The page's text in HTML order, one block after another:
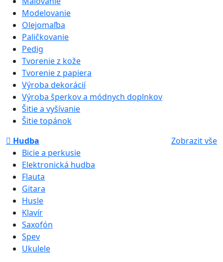
Modelovanie
Olejomaľba
Paličkovanie
Pedig
Tvorenie z kože
Tvorenie z papiera
Výroba dekorácií
Výroba šperkov a módnych doplnkov
Šitie a vyšívanie
Šitie topánok
Hudba
Zobrazit vše
Bicie a perkusie
Elektronická hudba
Flauta
Gitara
Husle
Klavír
Saxofón
Spev
Ukulele